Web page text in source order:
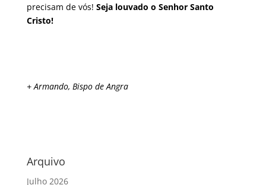
precisam de vós! Seja louvado o Senhor Santo
Cristo!
+ Armando, Bispo de Angra
Arquivo
Julho 2026